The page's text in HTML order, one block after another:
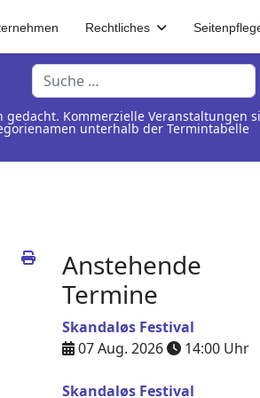
Rechtliches
Suchen
Kommerzielle Veranstaltungen
unterhalb der Termintabelle
Anstehende
Termine
Skandaløs Festival
07 Aug. 2026
14:00 Uhr
Skandaløs Festival